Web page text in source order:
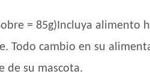
= 85g)Incluya alimento
Todo cambio en su
de su mascota.